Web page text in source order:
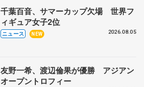
千葉百音、サマーカップ欠場 世界フ
ィギュア女子2位
ニュース NEW 2026.08.05
友野一希、渡辺倫果が優勝 アジアン
オープントロフィー